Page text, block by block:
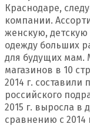
Краснодаре,
компании.
женскую, детскую
одежду больших
для будущих мам.
магазинов в 10
2014 г. составили
российского
2015 г. выросла в
сравнению с 2014